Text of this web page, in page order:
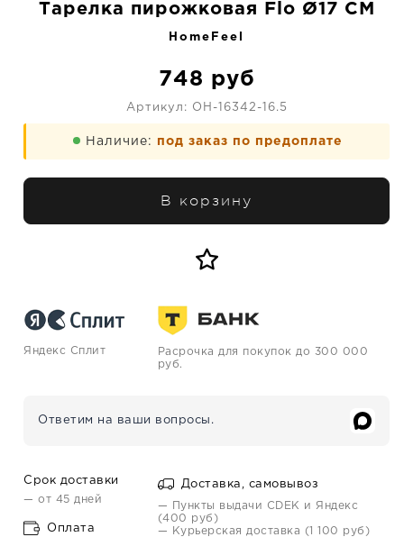
Тарелка пирожковая Flo Ø17 CM
HomeFeel
748 руб
Артикул: OH-16342-16.5
Наличие: под заказ по предоплате
В корзину
Яндекс Сплит
Расрочка для покупок до 300 000
руб.
Ответим на ваши вопросы.
Срок доставки
— от 45 дней
Оплата
Доставка, самовывоз
— Пункты выдачи CDEK и Яндекс
(400 руб)
— Курьерская доставка (1 100 руб)